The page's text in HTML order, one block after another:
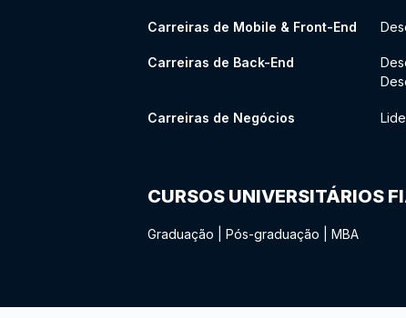
Carreiras de Mobile & Front-End
Carreiras de Back-End
Carreiras de Negócios
CURSOS UNIVERSITÁRIOS
Graduação Pós-graduação MBA